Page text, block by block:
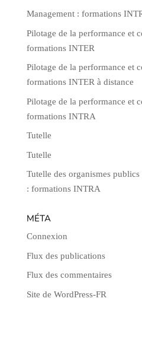
Management : formations
Pilotage de la performance et
formations INTER
Pilotage de la performance et
formations INTER à distance
Pilotage de la performance et
formations INTRA
Tutelle
Tutelle
Tutelle des organismes publics
: formations INTRA
MÉTA
Connexion
Flux des publications
Flux des commentaires
Site de WordPress-FR